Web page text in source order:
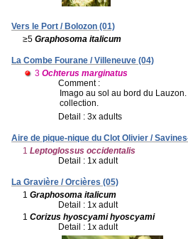
Vers le Port / Bolozon (01)
≥5 Graphosoma italicum
La Combe Fourane / Villeneuve (04)
3 Ochterus marginatus
Comment :
Imago au sol au bord du
collection.
Detail : 3x adults
Aire de pique-nique du Clot Olivier /
1 Leptoglossus occidentalis
Detail : 1x adult
La Gravière / Orcières (05)
1 Graphosoma italicum
Detail : 1x adult
1 Corizus hyoscyami hyoscyami
Detail : 1x adult